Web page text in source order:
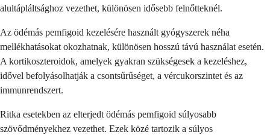
alultápláltsághoz vezethet, különösen idősebb felnőtteknél.
Az ödémás pemfigoid kezelésére használt gyógyszerek néha
mellékhatásokat okozhatnak, különösen hosszú távú használat esetén.
A kortikoszteroidok, amelyek gyakran szükségesek a kezeléshez,
idővel befolyásolhatják a csontsűrűséget, a vércukorszintet és az
immunrendszert.
Ritka esetekben az elterjedt ödémás pemfigoid súlyosabb
szövődményekhez vezethet. Ezek közé tartozik a súlyos